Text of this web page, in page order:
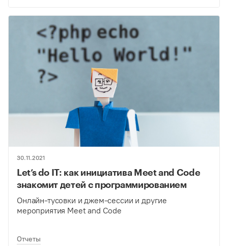
30.11.2021
Let’s do IT: как инициатива Meet and Code
знакомит детей с программированием
Онлайн-тусовки и джем-сессии и другие
мероприятия Meet and Code
Отчеты